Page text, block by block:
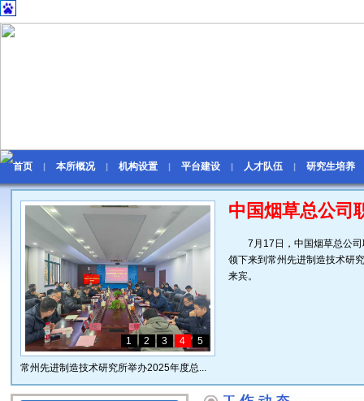
首页 | 本所概况 | 机构设置 | 平台建设 | 人才队伍 | 研究生培养
5
4
3
2
1
常州先进制造技术研究所举办2025年度总...
中国烟草总公司
7月17日，中国烟草总公
领下来到常州先进制造技术研
来宾。